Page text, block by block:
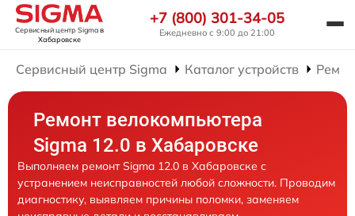
Сервисный центр Sigmaв
Хабаровске
+7 (800) 301-34-05
Ежедневно с 9:00 до 21:00
Сервисный центр Sigma Каталог устройств
Ремонт велокомпьютера
Sigma 12.0 в Хабаровске
Выполняем ремонт Sigma 12.0 в Хабаровске с
устранением неисправностей любой сложности. Проводим
диагностику, выявляем причины поломки, заменяем